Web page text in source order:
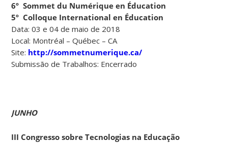
6º Sommet du Numérique en Éducation
5º Colloque International en Éducation
Data: 03 e 04 de maio de 2018
Local: Montréal – Québec – CA
Site: http://sommetnumerique.ca/
Submissão de Trabalhos: Encerrado
JUNHO
III Congresso sobre Tecnologias na Educação